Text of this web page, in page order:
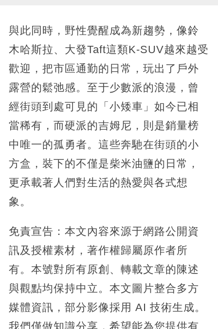
與此同時，野性覺醒成為新趨勢，像鈴
木哈斯拉、大發Taft這類K-SUV越來越受
歡迎，把市區通勤的日常，玩出了戶外
露營的鬆弛感。至于少數派的浪漫，曾
經街頭到處可見的「小矮車」如今已相
當稀有，而硬派的吉姆尼，則是銷量榜
中唯一的孤勇者。這些奔馳在街頭的小
方盒，裝下的不僅是柴米油鹽的日常，
更承載著人們對生活的熱愛與各式想
象。
免責宣告：本文內容來源于網路公開資
訊及授權素材，著作權歸屬原作者所
有。本號對所有原創、轉載文章的陳述
與觀點均保持中立。本文圖片整合多方
媒體資訊，部分影像採用 AI 技術生成。
我們僅做知識分享，希望能為您提供有